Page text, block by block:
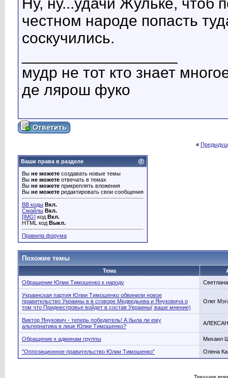
Ну, ну...удачи Жульке, чтоб
честном народе попасть
соскучились.
мудр не тот кто знает
де лярош фуко
«
Ваши права в разделе
Вы не можете создавать новые темы
Вы не можете отвечать в темах
Вы не можете прикреплять вложения
Вы не можете редактировать свои сообщения
BB коды Вкл.
Смайлы Вкл.
[IMG] код Вкл.
HTML код Выкл.
Правила форума
Похожие темы
Тема
Обращение Юлии Тимошенко к народу
Украинская партия Юлии Тимошенко обвинили новое
правительство Украины в в сговоре Медведьева и Януковича о
том что Приднестровье войдет в состав Украины( ваше мнение)
Олег
Виктор Янукович - теперь победитель! А была ли ему
альтернатива в лице Юлии Тимошенко?
Обращение к админам группы Михаил
"Оппозиционное правительство Юлии Тимошенко" Олена